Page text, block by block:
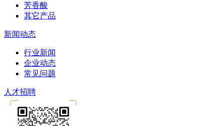
芳香酸
其它产品
新闻动态
行业新闻
企业动态
常见问题
人才招聘